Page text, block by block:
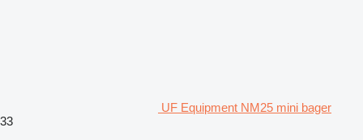
UF Equipment NM25 mini bager
33